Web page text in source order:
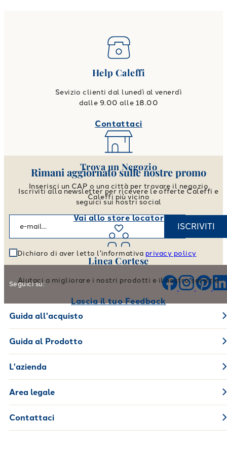
Help Caleffi
Sevizio clienti dal lunedì al venerdì
dalle 9.00 alle 18.00
Contattaci
Trova un Negozio
Inserisci un CAP o una città per trovare il negozio
Caleffi più vicino
Vai allo store locator
Linea Cortese
Aiutaci a migliorare i nostri prodotti e il nostro servizio
Lascia il tuo Feedback
Rimani aggiornato sulle nostre promo
Iscriviti alla newsletter per ricevere le offerte Caleffi e
seguici sui nostri social
ISCRIVITI
Dichiaro di aver letto l'informativa privacy policy
Seguici su:
Guida all'acquisto
Guida al Prodotto
L'azienda
Area legale
Contattaci